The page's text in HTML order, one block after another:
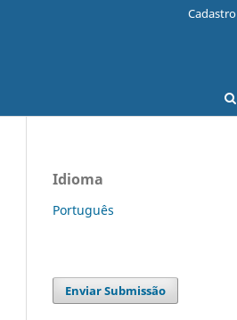
Cadastro
Idioma
Português
Enviar Submissão